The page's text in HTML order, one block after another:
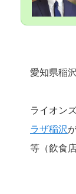
愛知県稲
ライオン
ラザ稲沢
等（飲食